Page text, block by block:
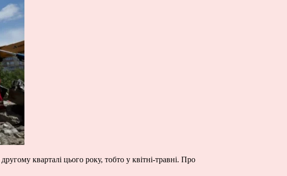
кварталі цього року, тобто у квітні-травні. Про